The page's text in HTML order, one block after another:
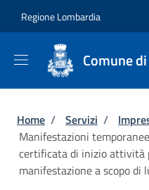
Regione Lombardia
Comune
Briciole di
Home / Servizi /
Manifestazioni
certificata di inizio attività
manifestazione a scopo di